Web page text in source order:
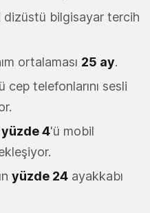
dizüstü bilgisayar tercih
ortalaması 25 ay.
cep telefonlarını sesli
yüzde 4'ü mobil
yüzde 24 ayakkabı